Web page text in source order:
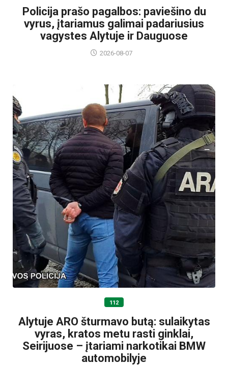
Policija prašo pagalbos: paviešino du
vyrus, įtariamus galimai padariusius
vagystes Alytuje ir Dauguose
2026-08-07
112
Alytuje ARO šturmavo butą: sulaikytas
vyras, kratos metu rasti ginklai,
Seirijuose – įtariami narkotikai BMW
automobilyje